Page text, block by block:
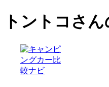
トントコさ